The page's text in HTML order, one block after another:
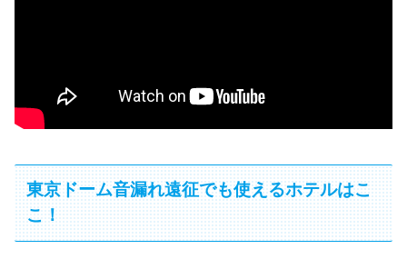
東京ドーム音漏れ遠征でも使えるホテルはこ
こ！